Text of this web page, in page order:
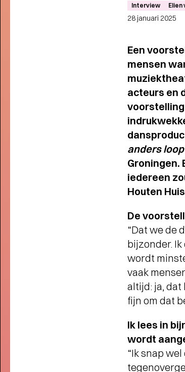
THEATERMAKER
JONG OVER TULIP
Operette, punk, humor,
kartonnen magie
Interview Elien
28 januari 2025
Een
mensen
acteurs en
voorstelling
anders
Groningen.
iedereen
Houten
De
“Dat we de
bijzonder.
wordt
vaak
altijd: ja, dat
fijn om dat
Ik lees in
wordt
“Ik snap